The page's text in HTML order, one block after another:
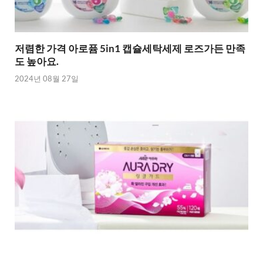
저렴한 가격 아로퓸 5in1 캡슐세탁세제 로즈가든 만족
도 높아요.
2024년 08월 27일